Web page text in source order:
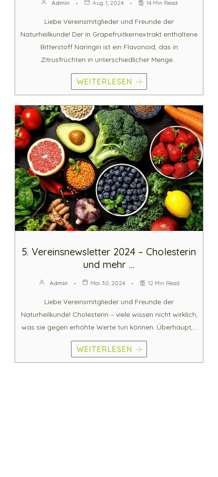
Admin Aug. 1, 2024 14 Min Read
Liebe Vereinsmitglieder und Freunde der
Naturheilkunde! Der in Grapefruitkernextrakt enthaltene
Bitterstoff Naringin ist ein Flavonoid, das in
Zitrusfrüchten in unterschiedlicher Menge…
WEITERLESEN
5. Vereinsnewsletter 2024 – Cholesterin
und mehr …
Admin Mai 30, 2024 12 Min Read
Liebe Vereinsmitglieder und Freunde der
Naturheilkunde! Cholesterin – viele wissen nicht wirklich,
was sie gegen erhöhte Werte tun können. Überhaupt,…
WEITERLESEN